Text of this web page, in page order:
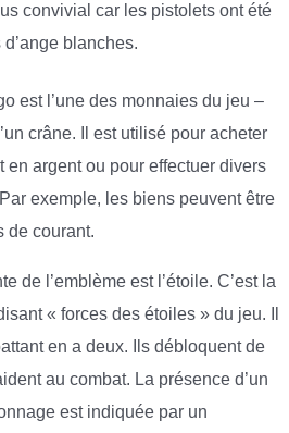
convivial car les pistolets ont été
blanches.
est l’une des monnaies du jeu –
crâne. Il est utilisé pour acheter
en argent ou pour effectuer divers
exemple, les biens peuvent être
de courant.
de l’emblème est l’étoile. C’est la
« forces des étoiles » du jeu. Il
en a deux. Ils débloquent de
au combat. La présence d’un
est indiquée par un